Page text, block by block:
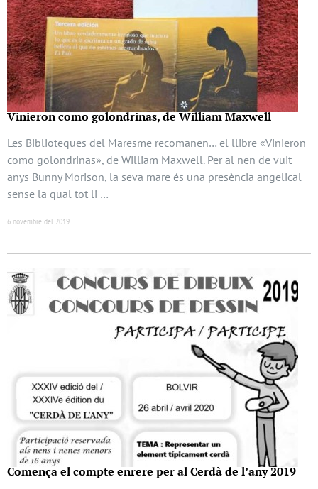
Vinieron como golondrinas, de William Maxwell
Les Biblioteques del Maresme recomanen… el llibre «Vinieron
como golondrinas», de William Maxwell. Per al nen de vuit
anys Bunny Morison, la seva mare és una presència angelical
sense la qual tot li …
6 novembre del 2019
Comença el compte enrere per al Cerdà de l’any 2019